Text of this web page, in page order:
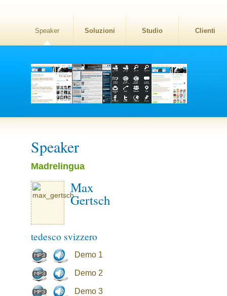
Speaker Soluzioni Studio Clienti
Speaker
Madrelingua
Max
Gertsch
tedesco svizzero
Demo 1
Demo 2
Demo 3